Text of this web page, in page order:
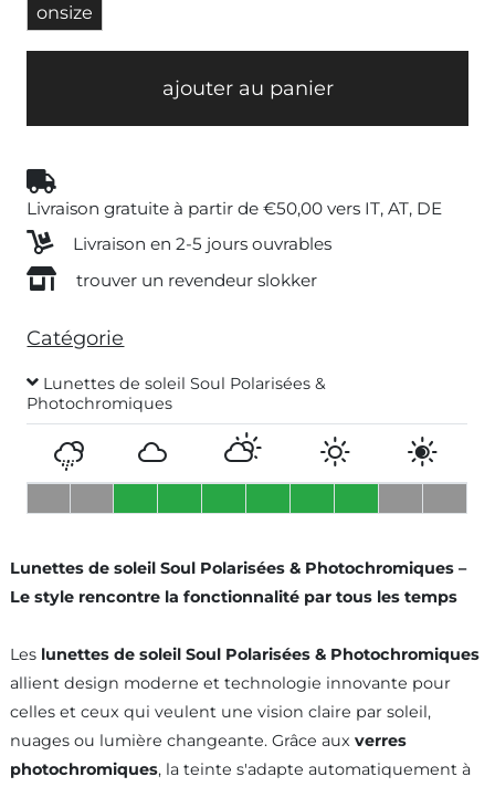
Lunettes de soleil Soul Polarisées & Photochromiques –
Le style rencontre la fonctionnalité par tous les temps
Les lunettes de soleil Soul Polarisées & Photochromiques
allient design moderne et technologie innovante pour
celles et ceux qui veulent une vision claire par soleil,
nuages ou lumière changeante. Grâce auxverres
photochromiques, la teinte s'adapte automatiquement à
onsize
ajouter au panier
Livraison gratuite à partir de €50,00 vers IT, AT, DE
Livraison en 2-5 jours ouvrables
trouver un revendeur slokker
Catégorie
Lunettes de soleil Soul Polarisées &
Photochromiques